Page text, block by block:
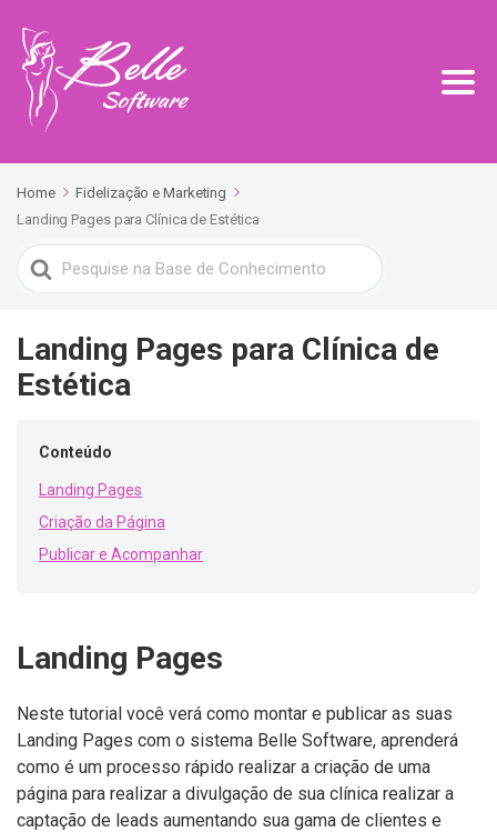
Home
Fidelização e Marketing
Landing Pages para Clínica de Estética
Search
For
Landing Pages para Clínica de
Estética
Conteúdo
Landing Pages
Criação da Página
Publicar e Acompanhar
Landing Pages
Neste tutorial você verá como montar e publicar as suas
Landing Pages com o sistema Belle Software, aprenderá
como é um processo rápido realizar a criação de uma
página para realizar a divulgação de sua clínica realizar a
captação de leads aumentando sua gama de clientes e